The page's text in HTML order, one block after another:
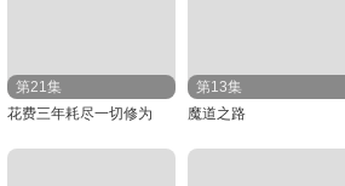
第21集
花费三年耗尽一切修为
第13集
魔道之路